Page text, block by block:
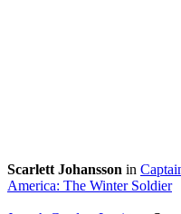
Scarlett Johansson in
America: The Winter Soldier